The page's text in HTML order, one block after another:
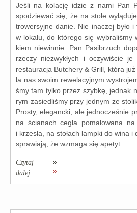
Jeśli na kola­cję idzie z nami Pan
spo­dzie­wać się, że na sto­le
tro­wer­syj­ne danie. Nie ina­czej było
w loka­lu, do któ­re­go się wybra­li­śmy
kiem nie­win­nie. Pan Pasibrzuch
rze­czy nie­zwy­kłych i oczy­wi­ście
restau­ra­cja Butchery & Grill, któ­ra
ła nas swo­im rewe­la­cyj­nym
śmy tam tyl­ko przez szyb­kę, jed­nak
rym zasie­dli­śmy przy jed­nym ze
Prosty, ele­ganc­ki, ale jed­no­cze­śnie
na ścia­nach cegła poma­lo­wa­na na
i krze­sła, na sto­łach lamp­ki do wina
spra­wia­ją, że wzma­ga się ape­tyt.
Czytaj
dalej